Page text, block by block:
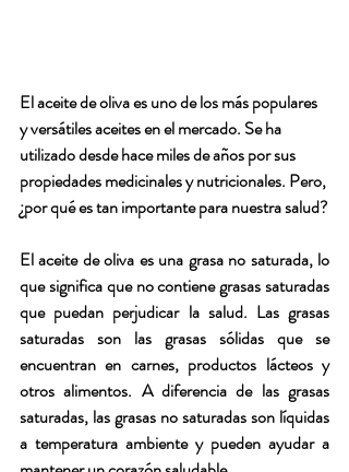
El aceite de oliva es uno de los más populares
y versátiles aceites en el mercado. Se ha
utilizado desde hace miles de años por sus
propiedades medicinales y nutricionales. Pero,
¿por qué es tan importante para nuestra salud?
El aceite de oliva es una grasa no saturada, lo
que significa que no contiene grasas saturadas
que puedan perjudicar la salud. Las grasas
saturadas son las grasas sólidas que se
encuentran en carnes, productos lácteos y
otros alimentos. A diferencia de las grasas
saturadas, las grasas no saturadas son líquidas
a temperatura ambiente y pueden ayudar a